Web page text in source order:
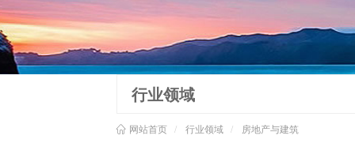
行业领域
网站首页 行业领域 房地产与建筑